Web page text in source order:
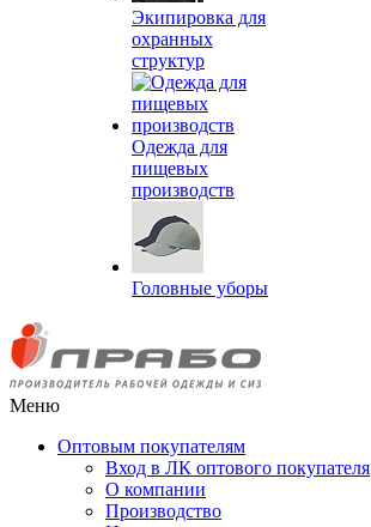
Экипировка для
охранных
структур
Одежда для
пищевых
производств
Головные уборы
Меню
Оптовым покупателям
Вход в ЛК оптового покупателя
О компании
Производство